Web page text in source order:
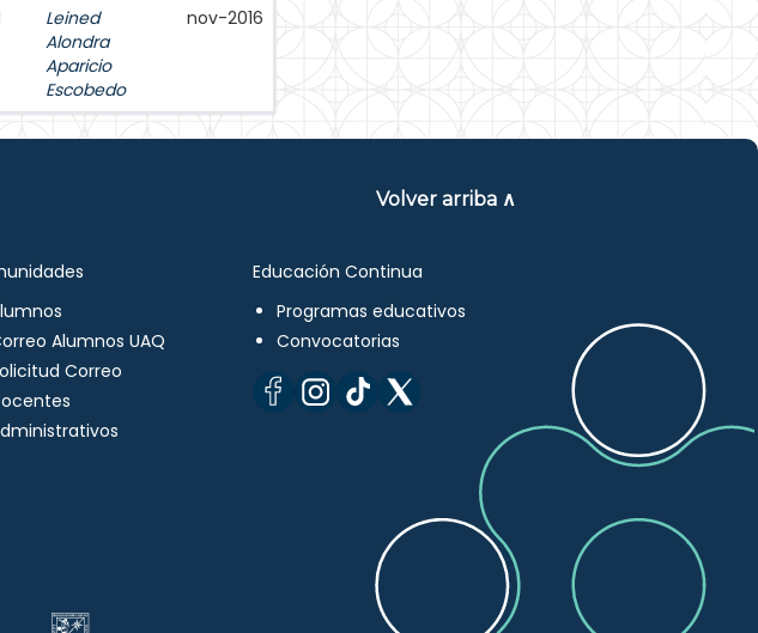
Leined
Alondra
Aparicio
Escobedo
nov-2016
Volver arriba ∧
Alumnos UAQ
Correo
Educación Continua
Programas educativos
Convocatorias